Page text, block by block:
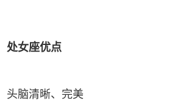
处女座优点
头脑清晰、完美